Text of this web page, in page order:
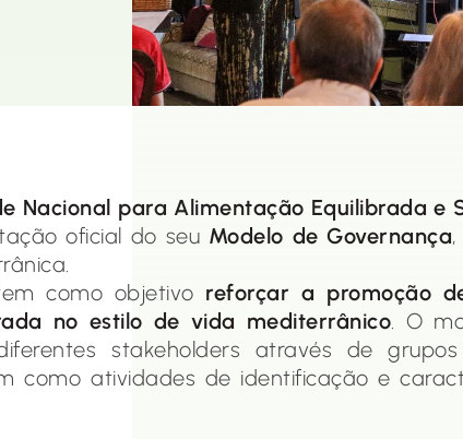
Nacional para Alimentação Equilibrada e
oficial do seu Modelo de Governança
como objetivo reforçar a promoção
no estilo de vida mediterrânico. O
stakeholders através de
como atividades de identificação e